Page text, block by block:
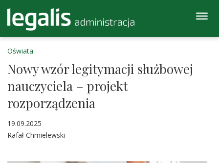
Oświata
Nowy wzór legitymacji służbowej
nauczyciela – projekt
rozporządzenia
19.09.2025
Rafał Chmielewski